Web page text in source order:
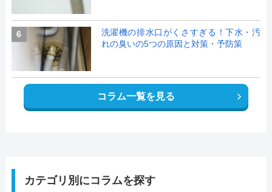
6
洗濯機の排水口がくさすぎる！下水・汚
れの臭いの5つの原因と対策・予防策
コラム一覧を見る
カテゴリ別にコラムを探す